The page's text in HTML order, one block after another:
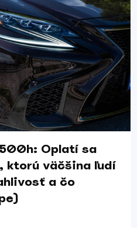
Oplatí sa
ktorú väčšina ľudí
a čo